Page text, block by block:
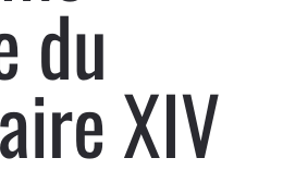
du
XIV